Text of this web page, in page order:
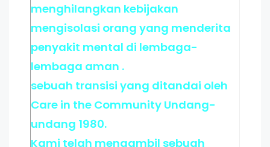
menghilangkan kebijakan
mengisolasi orang yang menderita
penyakit mental di lembaga-
lembaga aman .
sebuah transisi yang ditandai oleh
Care in the Community Undang-
undang 1980.
Kami telah mengambil sebuah